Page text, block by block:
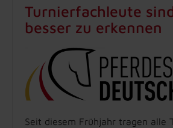
Turnierfachleute
besser zu erkennen
Seit diesem Frühjahr tragen alle